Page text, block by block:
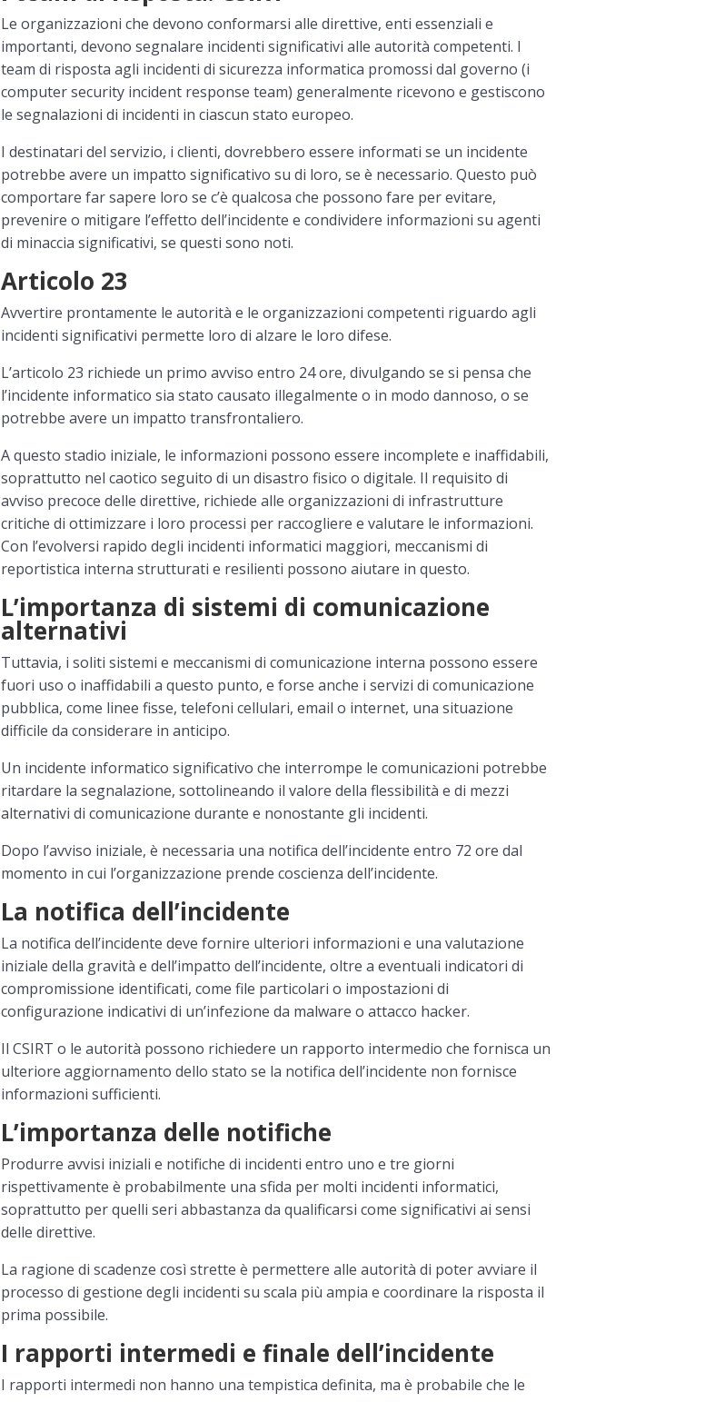
Le organizzazioni che devono conformarsi alle direttive, enti essenziali e
importanti, devono segnalare incidenti significativi alle autorità competenti. I
team di risposta agli incidenti di sicurezza informatica promossi dal governo (i
computer security incident response team) generalmente ricevono e gestiscono
le segnalazioni di incidenti in ciascun stato europeo.
I destinatari del servizio, i clienti, dovrebbero essere informati se un incidente
potrebbe avere un impatto significativo su di loro, se è necessario. Questo può
comportare far sapere loro se c’è qualcosa che possono fare per evitare,
prevenire o mitigare l’effetto dell’incidente e condividere informazioni su agenti
di minaccia significativi, se questi sono noti.
Articolo 23
Avvertire prontamente le autorità e le organizzazioni competenti riguardo agli
incidenti significativi permette loro di alzare le loro difese.
L’articolo 23 richiede un primo avviso entro 24 ore, divulgando se si pensa che
l’incidente informatico sia stato causato illegalmente o in modo dannoso, o se
potrebbe avere un impatto transfrontaliero.
A questo stadio iniziale, le informazioni possono essere incomplete e inaffidabili,
soprattutto nel caotico seguito di un disastro fisico o digitale. Il requisito di
avviso precoce delle direttive, richiede alle organizzazioni di infrastrutture
critiche di ottimizzare i loro processi per raccogliere e valutare le informazioni.
Con l’evolversi rapido degli incidenti informatici maggiori, meccanismi di
reportistica interna strutturati e resilienti possono aiutare in questo.
L’importanza di sistemi di comunicazione
alternativi
Tuttavia, i soliti sistemi e meccanismi di comunicazione interna possono essere
fuori uso o inaffidabili a questo punto, e forse anche i servizi di comunicazione
pubblica, come linee fisse, telefoni cellulari, email o internet, una situazione
difficile da considerare in anticipo.
Un incidente informatico significativo che interrompe le comunicazioni potrebbe
ritardare la segnalazione, sottolineando il valore della flessibilità e di mezzi
alternativi di comunicazione durante e nonostante gli incidenti.
Dopo l’avviso iniziale, è necessaria una notifica dell’incidente entro 72 ore dal
momento in cui l’organizzazione prende coscienza dell’incidente.
La notifica dell’incidente
La notifica dell’incidente deve fornire ulteriori informazioni e una valutazione
iniziale della gravità e dell’impatto dell’incidente, oltre a eventuali indicatori di
compromissione identificati, come file particolari o impostazioni di
configurazione indicativi di un’infezione da malware o attacco hacker.
Il CSIRT o le autorità possono richiedere un rapporto intermedio che fornisca un
ulteriore aggiornamento dello stato se la notifica dell’incidente non fornisce
informazioni sufficienti.
L’importanza delle notifiche
Produrre avvisi iniziali e notifiche di incidenti entro uno e tre giorni
rispettivamente è probabilmente una sfida per molti incidenti informatici,
soprattutto per quelli seri abbastanza da qualificarsi come significativi ai sensi
delle direttive.
La ragione di scadenze così strette è permettere alle autorità di poter avviare il
processo di gestione degli incidenti su scala più ampia e coordinare la risposta il
prima possibile.
I rapporti intermedi e finale dell’incidente
I rapporti intermedi non hanno una tempistica definita, ma è probabile che le